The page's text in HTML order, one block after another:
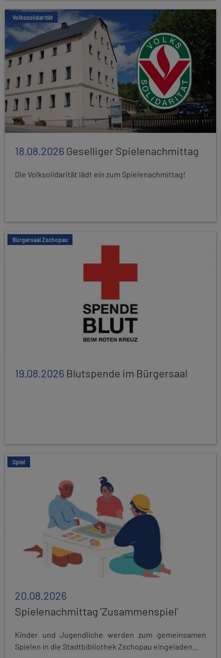
Volkssolidarität
18.08.2026Geselliger Spielenachmittag
Die Volksolidarität lädt ein zum Spielenachmittag!
Bürgersaal Zschopau
19.08.2026 Blutspende im Bürgersaal
Spiel
20.08.2026
Spielenachmittag 'Zusammenspiel'
Kinder und Jugendliche werden zum gemeinsamen
Spielen in die Stadtbibliothek Zschopau eingeladen...